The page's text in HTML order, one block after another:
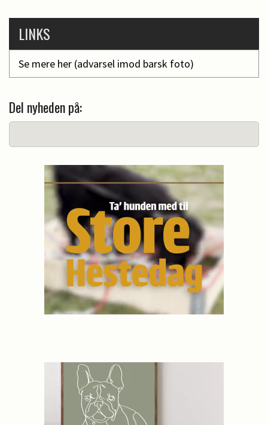
LINKS
Se mere her (advarsel imod barsk foto)
Del nyheden på: